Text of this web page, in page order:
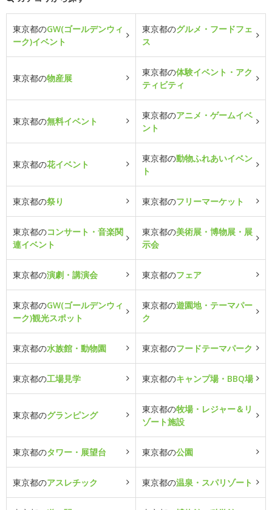
東京都のGW(ゴールデンウィ
ーク)イベント
東京都のグルメ・フードフェ
ス
東京都の物産展
東京都の体験イベント・アク
ティビティ
東京都の無料イベント
東京都のアニメ・ゲームイベ
ント
東京都の花イベント
東京都の動物ふれあいイベン
ト
東京都の祭り 東京都のフリーマーケット
東京都のコンサート・音楽関
連イベント
東京都の美術展・博物展・展
示会
東京都の演劇・講演会 東京都のフェア
東京都のGW(ゴールデンウィ
ーク)観光スポット
東京都の遊園地・テーマパー
ク
東京都の水族館・動物園 東京都のフードテーマパーク
東京都の工場見学 東京都のキャンプ場・BBQ場
東京都のグランピング
東京都の牧場・レジャー＆リ
ゾート施設
東京都のタワー・展望台 東京都の公園
東京都のアスレチック 東京都の温泉・スパリゾート